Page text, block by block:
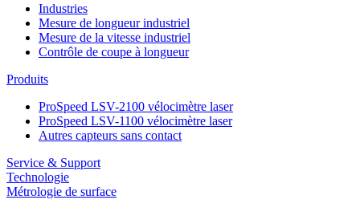
Industries
Mesure de longueur industriel
Mesure de la vitesse industriel
Contrôle de coupe à longueur
Produits
ProSpeed LSV-2100 vélocimètre laser
ProSpeed LSV-1100 vélocimètre laser
Autres capteurs sans contact
Service & Support
Technologie
Métrologie de surface